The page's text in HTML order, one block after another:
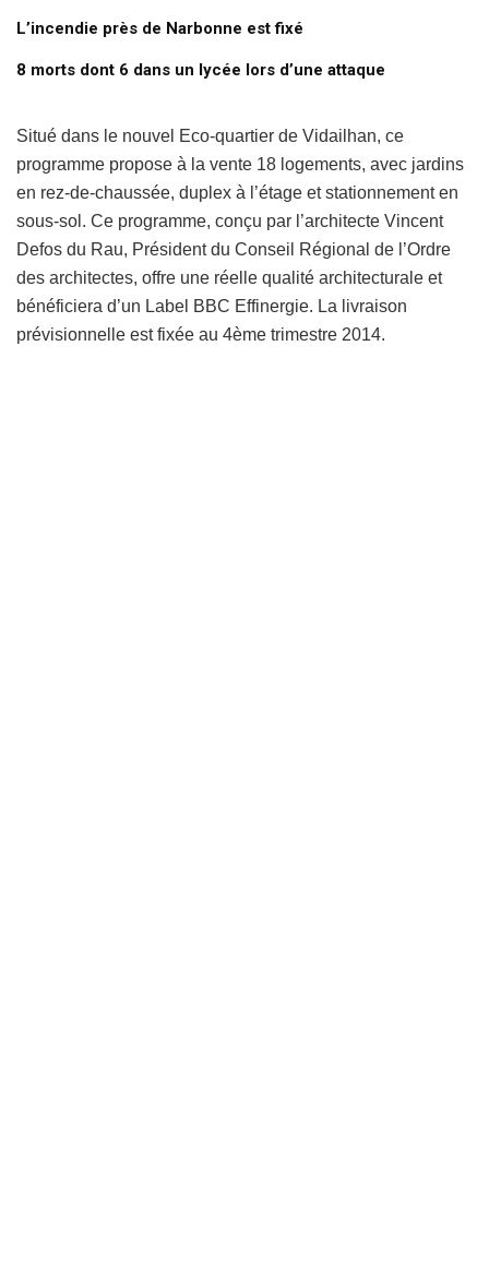
L’incendie près de Narbonne est fixé
8 morts dont 6 dans un lycée lors d’une attaque
Situé dans le nouvel Eco-quartier de Vidailhan, ce
programme propose à la vente 18 logements, avec jardins
en rez-de-chaussée, duplex à l’étage et stationnement en
sous-sol. Ce programme, conçu par l’architecte Vincent
Defos du Rau, Président du Conseil Régional de l’Ordre
des architectes, offre une réelle qualité architecturale et
bénéficiera d’un Label BBC Effinergie. La livraison
prévisionnelle est fixée au 4ème trimestre 2014.